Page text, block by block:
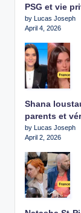
PSG et vie
by Lucas Joseph
April 4, 2026
Shana
parents et
by Lucas Joseph
April 2, 2026